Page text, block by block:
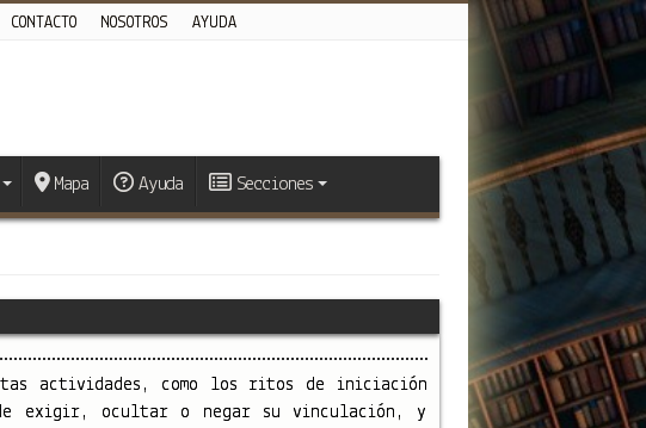
CONTACTO NOSOTROS AYUDA
Mapa Ayuda Secciones
actividades, como los ritos de iniciación
exigir, ocultar o negar su vinculación, y